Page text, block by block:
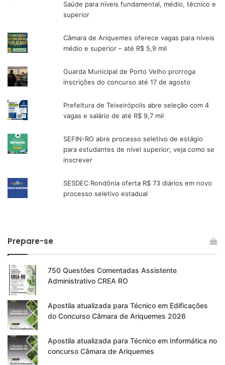
Saúde para níveis fundamental, médio, técnico e
superior
Câmara de Ariquemes oferece vagas para níveis
médio e superior – até R$ 5,9 mil
Guarda Municipal de Porto Velho prorroga
inscrições do concurso até 17 de agosto
Prefeitura de Teixeirópolis abre seleção com 4
vagas e salário de até R$ 9,7 mil
SEFIN-RO abre processo seletivo de estágio
para estudantes de nível superior; veja como se
inscrever
SESDEC Rondônia oferta R$ 73 diários em novo
processo seletivo estadual
Prepare-se
750 Questões Comentadas Assistente
Administrativo CREA RO
Apostila atualizada para Técnico em Edificações
do Concurso Câmara de Ariquemes 2026
Apostila atualizada para Técnico em Informática no
concurso Câmara de Ariquemes